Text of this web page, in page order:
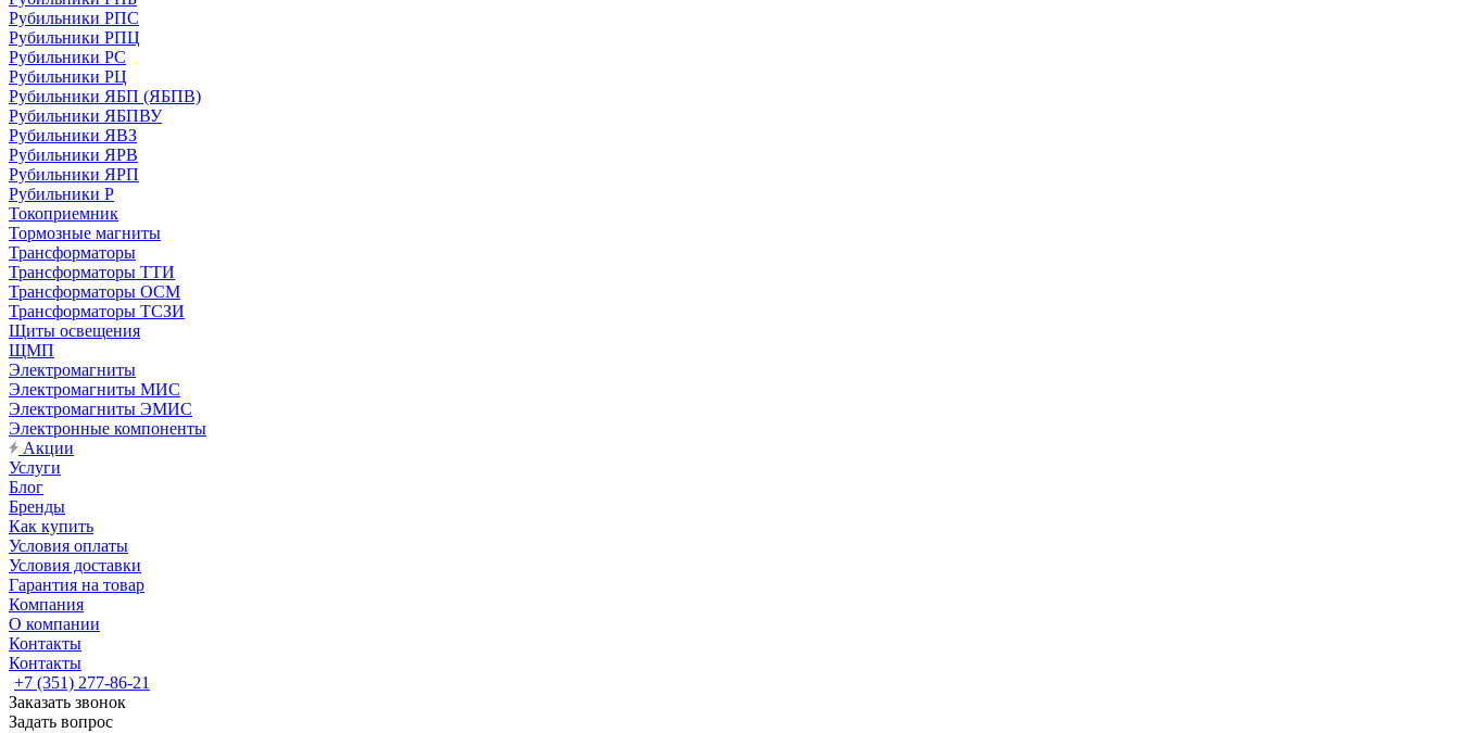
Рубильники РПС
Рубильники РПЦ
Рубильники РС
Рубильники РЦ
Рубильники ЯБП (ЯБПВ)
Рубильники ЯБПВУ
Рубильники ЯВЗ
Рубильники ЯРВ
Рубильники ЯРП
Рубильники Р
Токоприемник
Тормозные магниты
Трансформаторы
Трансформаторы ТТИ
Трансформаторы ОСМ
Трансформаторы ТСЗИ
Щиты освещения
ЩМП
Электромагниты
Электромагниты МИС
Электромагниты ЭМИС
Электронные компоненты
Акции
Услуги
Блог
Бренды
Как купить
Условия оплаты
Условия доставки
Гарантия на товар
Компания
О компании
Контакты
Контакты
+7 (351) 277-86-21
Заказать звонок
Задать вопрос